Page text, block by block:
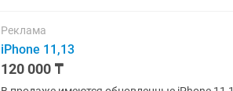
Реклама
iPhone 11,13
120 000 ₸